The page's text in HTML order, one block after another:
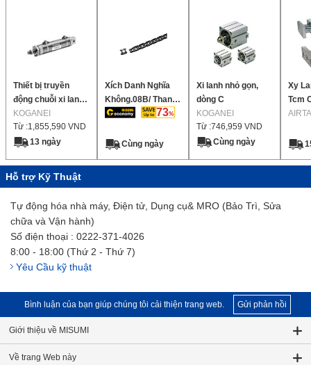
Thiết bị truyền
động chuỗi xi lanh
sáng xi lanh tốc độ
thấp
KOGANEI
Từ :1,855,590 VND
13 ngày
Xích Danh Nghĩa
Không.08B/ Thanh
Truyền chung73
Cùng ngày
Xi lanh nhỏ gọn,
dòng C
KOGANEI
Từ :746,959 VND
Cùng ngày
Xy
Tcm
Dẫn
Hỗ trợ Kỹ Thuật
Tự động hóa nhà máy, Điện tử, Dụng cụ& MRO (Bảo Trì, Sửa
chữa và Vận hành)
Số điện thoại : 0222-371-4026
8:00 - 18:00 (Thứ 2 - Thứ 7)
Yêu Cầu kỹ thuật
Bình luận của bạn giúp chúng tôi cải thiện trang web. Gửi phản hồi
Giới thiệu về MISUMI
Về trang Web này